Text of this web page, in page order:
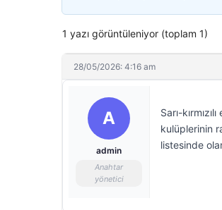
1 yazı görüntüleniyor (toplam 1)
28/05/2026: 4:16 am
A
admin
Anahtar
yönetici
Sarı-
kulüplerinin
listesinde